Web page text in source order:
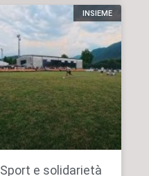
INSIEME
Sport e solidarietà